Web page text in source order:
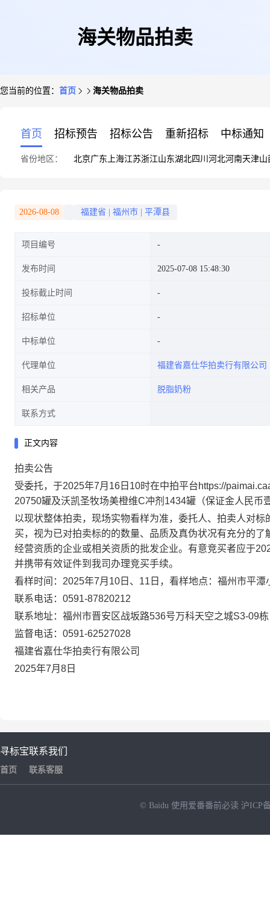
海关物品拍卖
您当前的位置： 首页 海关物品拍卖
首页 招标预告 招标公告 重新招标 中标通知
省份地区： 北京广东 上海江苏浙江山东湖北四川 河北河南天津山
2026-08-08 福建省 福州市 平潭县
项目编号
发布时间 2025-07-08 15:48:30
投标截止时间
招标单位
中标单位
代理单位 福建省嘉仕华拍卖行有限公司
相关产品 脱脂奶粉
联系方式
正文内容
拍卖公告
受委托，于2025年7月16日 10时在中拍平台https://
20750罐及沃凯圣牧场美橙维C冲剂1434罐 （保证金人民币
以现状整体拍卖，现场实物看样为准，委托人、拍卖人对
买，视为已对拍卖标的的数量、品质及真伪状况有充分的了
经营资质的企业或相关资质的批发企业。有意竞买者应于
并携带有效证件到我司办理竞买手续。
看样时间： 2025年7月10日、11日，看样地点： 福州市平潭
联系电话： 0591-87820212
联系地址：福州市晋安区战坂路536号万科天空之城S3-09栋
监督电话： 0591-62527028
福建省嘉仕华拍卖行有限公司
2025年7月 8 日
寻标宝
首页
联系我们
联系客服
© Baidu 使用爱番番前必读 沪ICP